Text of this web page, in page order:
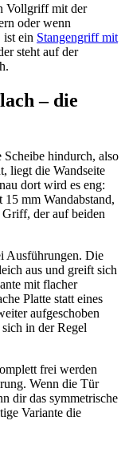
Vollgriff mit der
oder wenn
ein Stangengriff mit
steht auf der
– die
hindurch, also
liegt die Wandseite
dort wird es eng:
mm Wandabstand,
der auf beiden
Ausführungen. Die
aus und greift sich
mit flacher
Platte statt eines
aufgeschoben
in der Regel
frei werden
Wenn die Tür
dir das symmetrische
Variante die